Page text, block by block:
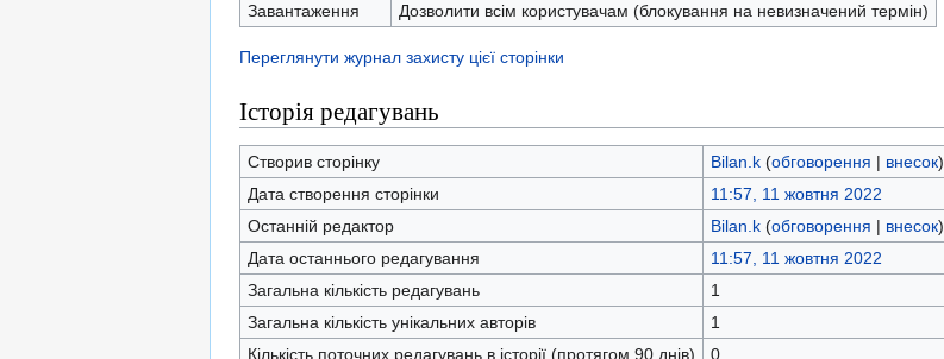
Завантаження
Дозволити всім користувачам (блокування на невизначений термін)
Переглянути журнал захисту цієї сторінки
Історія редагувань
Створив сторінку Bilan.k (обговорення | внесок)
Дата створення сторінки
11:57, 11 жовтня 2022
Останній редактор
Bilan.k (обговорення | внесок)
Дата останнього редагування
11:57, 11 жовтня 2022
Загальна кількість редагувань
1
Загальна кількість унікальних авторів
1
Кількість поточних редагувань в історії (протягом 90 днів)
0